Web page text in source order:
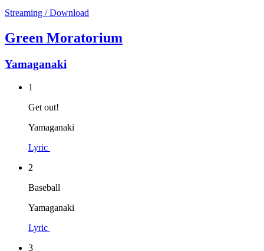
Streaming / Download
Green Moratorium
Yamaganaki
1
Get out!
Yamaganaki
Lyric
2
Baseball
Yamaganaki
Lyric
3